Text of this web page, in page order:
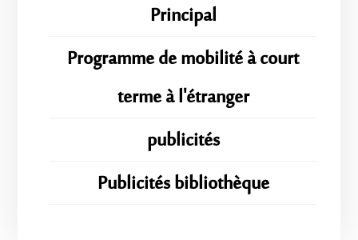
Principal
Programme de mobilité à court
terme à l'étranger
publicités
Publicités bibliothèque